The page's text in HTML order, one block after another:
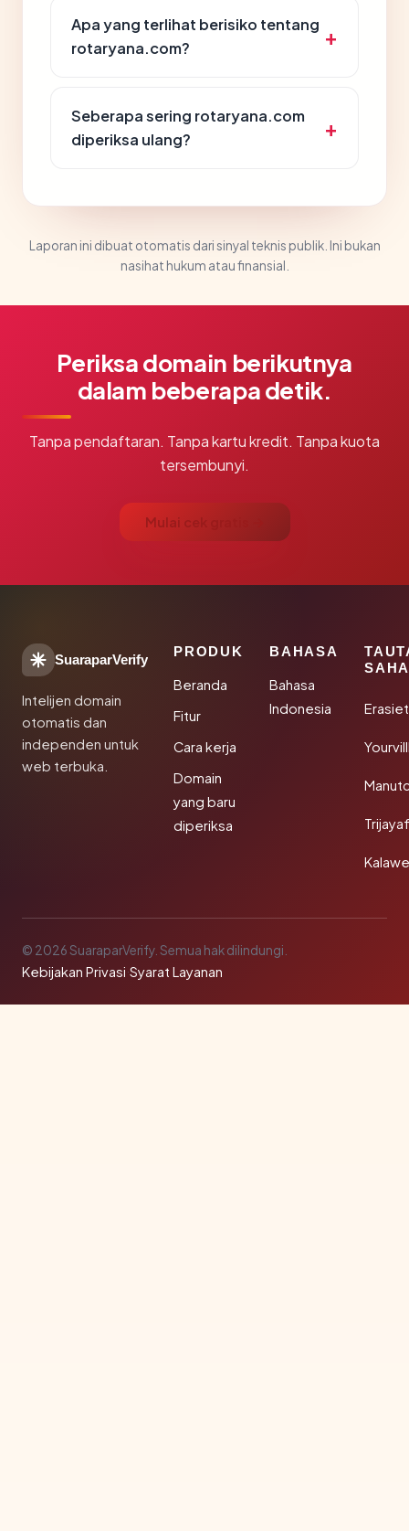
Apa yang terlihat berisiko tentang
rotaryana.com?
Seberapa sering rotaryana.com
diperiksa ulang?
Laporan ini dibuat otomatis dari sinyal teknis publik. Ini bukan
nasihat hukum atau finansial.
Periksa domain berikutnya
dalam beberapa detik.
Tanpa pendaftaran. Tanpa kartu kredit. Tanpa kuota
tersembunyi.
Mulai cek gratis →
SuaraparVerify
Intelijen domain
otomatis dan
independen untuk
web terbuka.
PRODUK
Beranda
Fitur
Cara kerja
Domain
yang baru
diperiksa
BAHASA
Bahasa
Indonesia
© 2026 SuaraparVerify. Semua hak dilindungi.
Kebijakan Privasi·Syarat Layanan